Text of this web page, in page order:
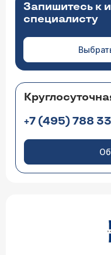
Запишитесь к
специалисту
+7 (495) 788